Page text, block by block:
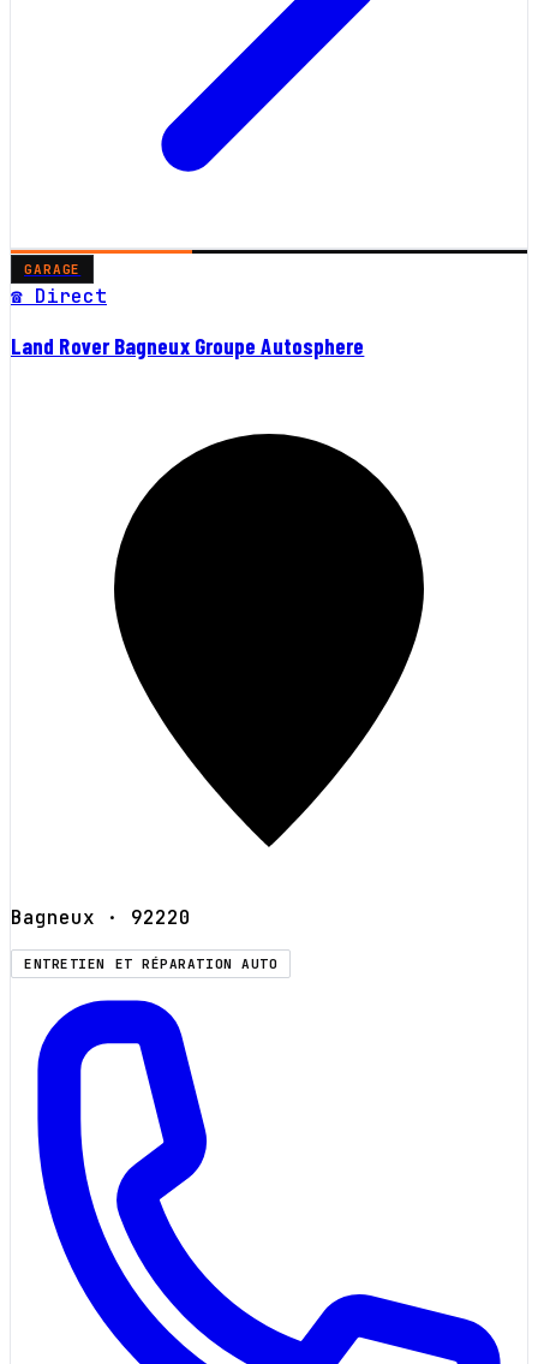
GARAGE
☎ Direct
Land Rover Bagneux Groupe Autosphere
Bagneux · 92220
ENTRETIEN ET RÉPARATION AUTO